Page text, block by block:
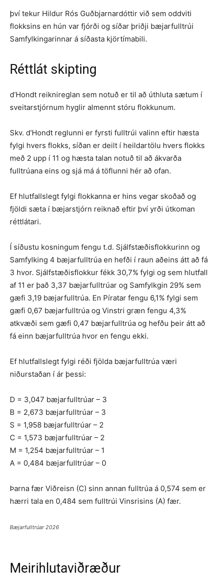
því tekur Hildur Rós Guðbjarnardóttir við sem oddviti
flokksins en hún var fjórði og síðar þriðji bæjarfulltrúi
Samfylkingarinnar á síðasta kjörtímabili.
Réttlát skipting
d‘Hondt reiknireglan sem notuð er til að úthluta sætum í
sveitarstjórnum hyglir almennt stóru flokkunum.
Skv. d‘Hondt reglunni er fyrsti full­trúi valinn eftir hæsta
fylgi hvers flokks, síðan er deilt í heildartölu hvers flokks
með 2 upp í 11 og hæsta talan notuð til að ákvarða
fulltrúana eins og sjá má á töflunni hér að ofan.
Ef hlutfallslegt fylgi flokkanna er hins vegar skoðað og
fjöldi sæta í bæjarstjórn reiknað eftir því yrði útkoman
réttlátari.
Í síðustu kosningum fengu t.d. Sjálfstæðisflokkurinn og
Samfylking 4 bæjarfulltrúa en hefði í raun aðeins átt að fá
3 hvor. Sjálfstæðisflokkur fékk 30,7% fylgi og sem hlutfall
af 11 er það 3,37 bæjarfulltrúar og Samfylkgin 29% sem
gæfi 3,19 bæjarfulltrúa. En Píratar fengu 6,1% fylgi sem
gæfi 0,67 bæjarfulltrúa og Vinstri græn fengu 4,3%
atkvæði sem gæfi 0,47 bæjarfulltrúa og hefðu þeir átt að
fá einn bæjarfulltrúa hvor en fengu ekki.
Ef hlutfallslegt fylgi réði fjölda bæjarfulltrúa væri
niðurstaðan í ár þessi:
D = 3,047 bæjarfulltrúar – 3
B = 2,673 bæjarfulltrúar – 3
S = 1,958 bæjarfulltrúar – 2
C = 1,573 bæjarfulltrúar – 2
M = 1,254 bæjarfulltrúar – 1
A = 0,484 bæjarfulltrúar – 0
Þarna fær Viðreisn (C) sinn annan fulltrúa á 0,574 sem er
hærri tala en 0,484 sem fulltrúi Vinsrisins (A) fær.
Bæjarfulltrúar 2026
Meirihlutaviðræður